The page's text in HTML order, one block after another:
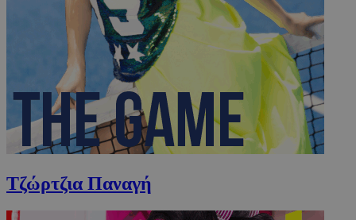
Τζώρτζια Παναγή